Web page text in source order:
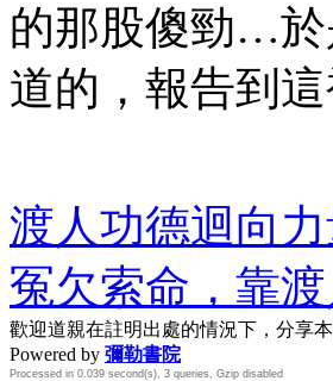
的那股傻勁…於
道的，報告到這
渡人功德迴向
冤欠索命，靠
歡迎道親在註明出處的情況下，分享
Powered by 彌勒書院
Processed in 0.039 second(s), 3 queries, Gzip disabled